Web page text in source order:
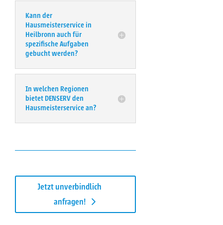
Kann der
Hausmeisterservice in
Heilbronn auch für
spezifische Aufgaben
gebucht werden?
In welchen Regionen
bietet DENSERV den
Hausmeisterservice an?
Jetzt unverbindlich
anfragen!